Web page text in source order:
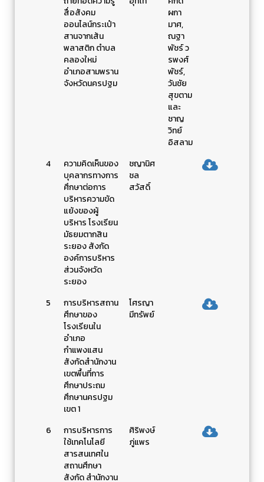
สื่อสังคม
ออนไลน์กระเป๋า
สานจากเส้น
พลาสติก ตำบล
คลองใหม่
อำเภอสามพราน
จังหวัดนครปฐม
ผกา
มาศ,
ณฐา
พัชร์ ว
รพงศ์
พัชร์,
วันชัย
สุขตาม
และ
ชาญ
วิทย์
อิสลาม
4
ความคิดเห็นของ
บุคลากรทางการ
ศึกษาต่อการ
บริหารความขัด
แย้งของผู้
บริหาร โรงเรียน
มัธยมตากสิน
ระยอง สังกัด
องค์การบริหาร
ส่วนจังหวัด
ระยอง
ชญานิศ
ชล
สวัสดิ์
5
การบริหารสถาน
ศึกษาของ
โรงเรียนใน
อำเภอ
กำแพงแสน
สังกัดสำนักงาน
เขตพื้นที่การ
ศึกษาประถม
ศึกษานครปฐม
เขต 1
โศรญา
มีทรัพย์
6
การบริหารการ
ใช้เทคโนโลยี
สารสนเทศใน
สถานศึกษา
สังกัด สำนักงาน
ศิริพงษ์
ภู่แพร